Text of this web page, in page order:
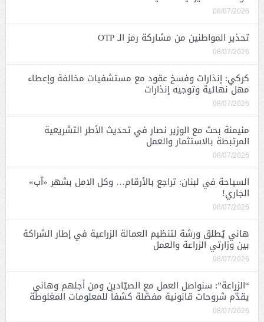
08/07/2026
تحذير المواطنين من مشاركة رمز الـ OTP
08/07/2026
كركي: إنذارات وفسخ عقود مع مستشفيات مخالفة وإعطاء
مهل نهائية وتوجيه إنذارات
08/07/2026
منيمنة بحث مع الوزير نصار في تحديث الأطر التشريعية
المرتبطة بالاستثمار والعمل
08/07/2026
السياحة في لبنان: تراجع بالأرقام… وكل الامل بشهر «آب»
الجاري!
08/07/2026
هاني يُطلق ورشة لتنظيم العمالة الزراعية في إطار الشراكة
بين وزارتي الزراعة والعمل
08/07/2026
“الزراعة”: سنواصل العمل مع الصيّادين ومن أجلهم وهاني
يقدّم شروحات قانونية مفصّلة كشفاً للمعلومات المغلوطة
08/07/2026